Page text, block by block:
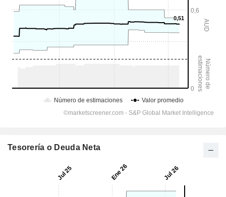
Tesorería o Deuda Neta